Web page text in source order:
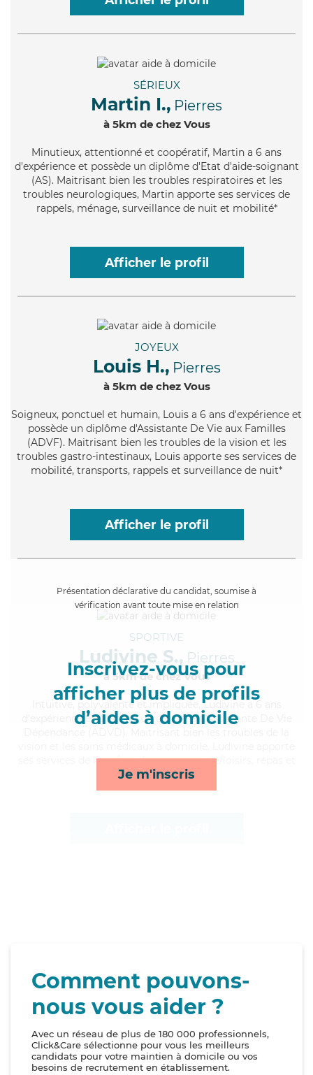
SÉRIEUX
Martin I., Pierres
à 5km de chez Vous
Minutieux, attentionné et coopératif, Martin a 6 ans
d'expérience et possède un diplôme d'Etat d'aide-soignant
(AS). Maitrisant bien les troubles respiratoires et les
troubles neurologiques, Martin apporte ses services de
rappels, ménage, surveillance de nuit et mobilité*
Afficher le profil
JOYEUX
Louis H., Pierres
à 5km de chez Vous
Soigneux, ponctuel et humain, Louis a 6 ans d'expérience et
possède un diplôme d'Assistante De Vie aux Familles
(ADVF). Maitrisant bien les troubles de la vision et les
troubles gastro-intestinaux, Louis apporte ses services de
mobilité, transports, rappels et surveillance de nuit*
Afficher le profil
Présentation déclarative du candidat, soumise à
vérification avant toute mise en relation
Inscrivez-vous pour
afficher plus de profils
d’aides à domicile
Je m'inscris
SPORTIVE
Ludivine S., Pierres
à 5km de chez Vous
, polyvalente et impliquée, Ludivine a 6 ans
d'expérience et possède un diplôme d'Assistante De Vie
ses services de lever/coucher, compagnie/loisirs, repas et
toilette/habillage*
Comment pouvons-
nous vous aider ?
Avec un réseau de plus de 180 000 professionnels,
Click&Care sélectionne pour vous les meilleurs
candidats pour votre maintien à domicile ou vos
besoins de recrutement en établissement.